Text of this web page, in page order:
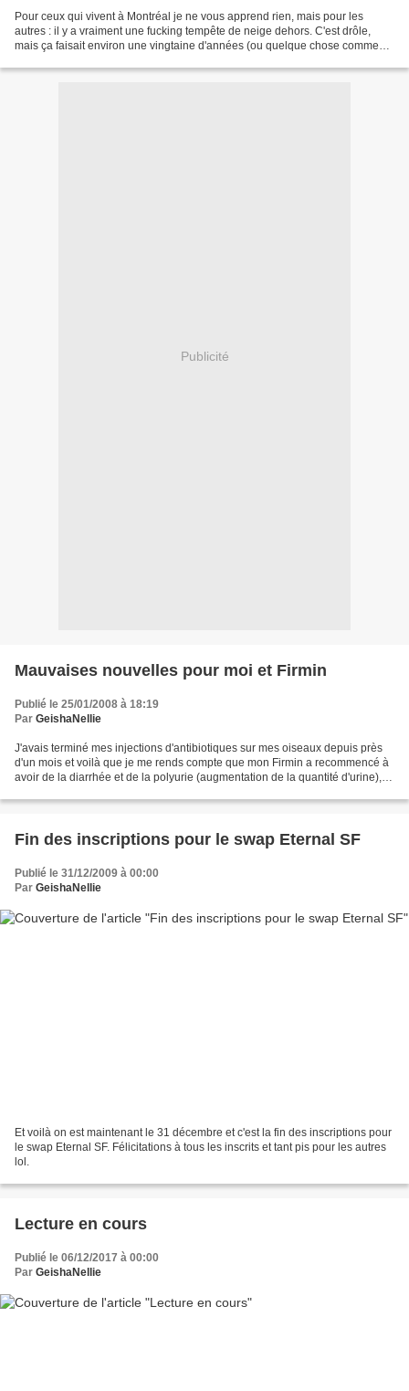
Pour ceux qui vivent à Montréal je ne vous apprend rien, mais pour les
autres : il y a vraiment une fucking tempête de neige dehors. C'est drôle,
mais ça faisait environ une vingtaine d'années (ou quelque chose comme
Publicité
Mauvaises nouvelles pour moi et Firmin
Publié le 25/01/2008 à 18:19
Par GeishaNellie
J'avais terminé mes injections d'antibiotiques sur mes oiseaux depuis près
d'un mois et voilà que je me rends compte que mon Firmin a recommencé à
avoir de la diarrhée et de la polyurie (augmentation de la quantité d'urine),
Fin des inscriptions pour le swap Eternal SF
Publié le 31/12/2009 à 00:00
Par GeishaNellie
Et voilà on est maintenant le 31 décembre et c'est la fin des inscriptions pour
le swap Eternal SF. Félicitations à tous les inscrits et tant pis pour les autres
lol.
Lecture en cours
Publié le 06/12/2017 à 00:00
Par GeishaNellie